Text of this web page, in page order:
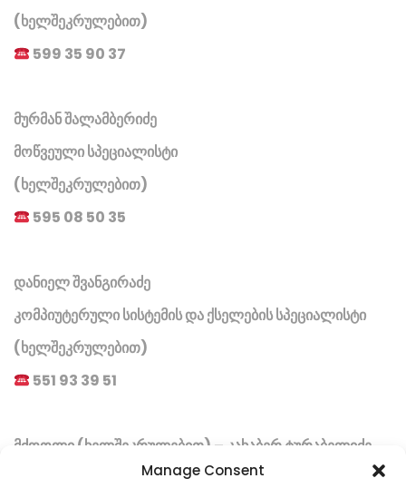
Manage Consent
(ხელშეკრულებით)
599 35 90 37
მურმან შალამბერიძე
მოწვეული სპეციალისტი
(ხელშეკრულებით)
595 08 50 35
დანიელ შვანგირაძე
კომპიუტერული სისტემის და ქსელების სპეციალისტი
(ხელშეკრულებით)
551 93 39 51
მძღოლი (ხელშეკრულებით) – კახაბერ ტურაბელიძე
მძღოლი (ხელშეკრულებით) – მიხეილ ჭეიშვილი